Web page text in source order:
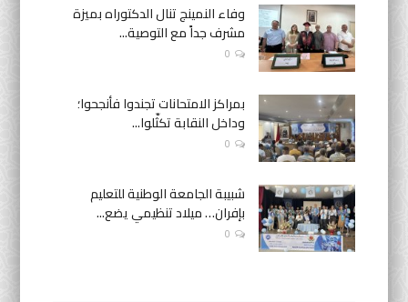
وفاء النمينج تنال الدكتوراه بميزة
مشرف جداً مع التوصية...
0
بمراكز الامتحانات تجندوا فأنجحوا؛
وداخل النقابة تكثّلوا...
0
شبيبة الجامعة الوطنية للتعليم
بإفران… ميلاد تنظيمي يضع...
0